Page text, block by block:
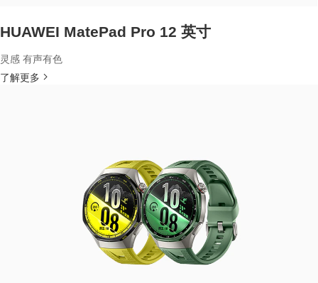
HUAWEI MatePad Pro 12 英寸
灵感 有声有色
了解更多